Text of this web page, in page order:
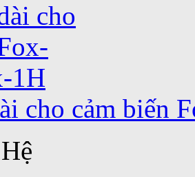
cho cảm biến